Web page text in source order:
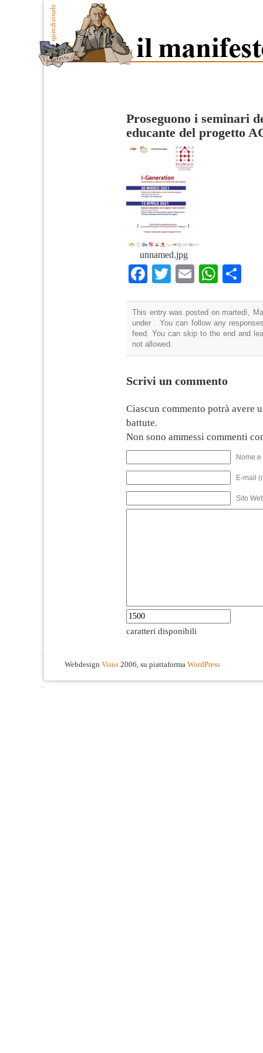
Proseguono i seminari
educante del progetto
unnamed.jpg
Facebook
TwitterEmail
This entry was posted on martedì,
under . You can follow any
feed. You can skip to the end and
not allowed.
Scrivi un commento
Ciascun commento potrà avere
battute.
Non sono ammessi commenti
Nome
E-mail
Sito
caratteri disponibili
Webdesign Visus 2006, su piattaforma WordPress